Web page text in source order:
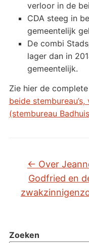
Zoeken
verloor in de
CDA steeg in
gemeentelijk
De combi
lager dan in
gemeentelijk.
Zie hier de complete
beide
(stembureau
← Over
Godfried en